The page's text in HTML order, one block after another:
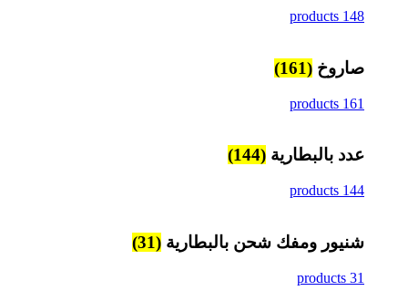
148 products
صاروخ (161)
161 products
عدد بالبطارية (144)
144 products
شنيور ومفك شحن بالبطارية (31)
31 products